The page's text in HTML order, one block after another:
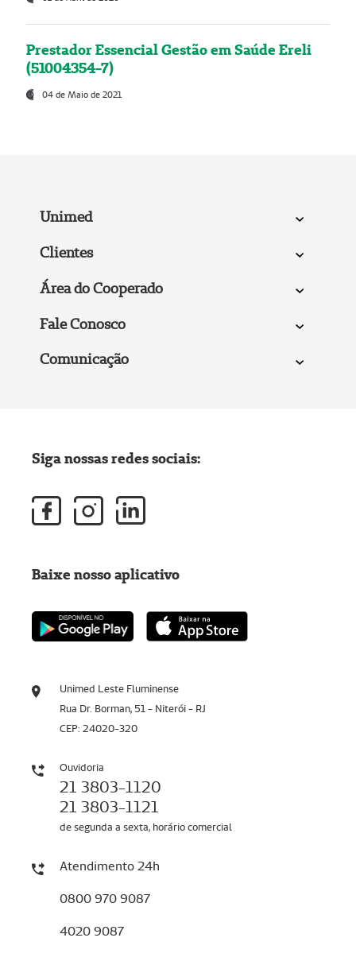
Prestador Essencial Gestão em Saúde Ereli
(51004354-7)
04 de Maio de 2021
Unimed
Clientes
Área do Cooperado
Fale Conosco
Comunicação
Unimed Leste Fluminense
Rua Dr. Borman, 51 - Niterói - RJ
CEP: 24020-320
Ouvidoria
21 3803-1120
21 3803-1121
de segunda a sexta, horário comercial
Atendimento 24h
0800 970 9087
4020 9087
Siga nossas redes sociais:
Baixe nosso aplicativo